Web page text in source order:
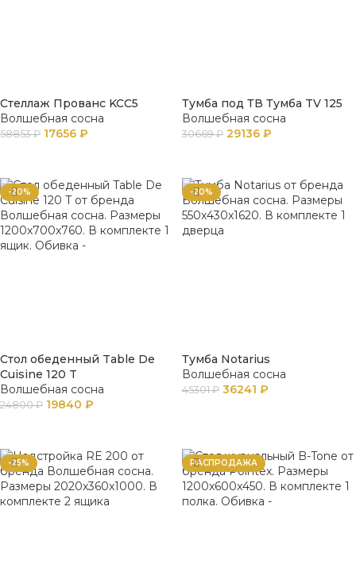
Стеллаж Прованс KCC5
Волшебная сосна
58853₽ 17656 ₽
Тумба под ТВ Тумба TV 125
Волшебная сосна
30669₽ 29136 ₽
-20%
Стол обеденный Table De
Cuisine 120 T
Волшебная сосна
24800₽ 19840 ₽
-20%
Тумба Notarius
Волшебная сосна
45301₽ 36241 ₽
-25% РАСПРОДАЖА